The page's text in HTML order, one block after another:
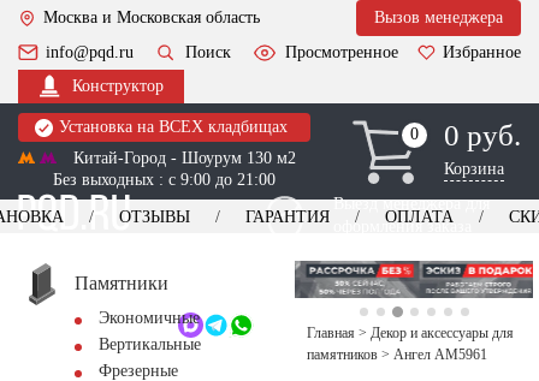
Москва и Московская область
Вызов менеджера
info@pqd.ru
Поиск Просмотренное
Избранное
Конструктор
Установка на ВСЕХ кладбищах
Китай-Город - Шоурум 130 м2
Без выходных : с 9:00 до 21:00
0
0 0 руб.
Корзина
Выезд менеджера для
оформления заказа
+7 (495) 518-44-23
Обратный звонок
ОТЗЫВЫ ГАРАНТИЯ ОПЛАТА
Памятники
Экономичные
Вертикальные
Фрезерные
Главная > Декор и аксессуары для
памятников > Ангел AM5961